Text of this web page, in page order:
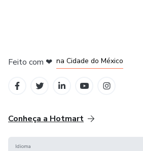
Feito com ❤ na Cidade do México
Conheça a Hotmart
Idioma